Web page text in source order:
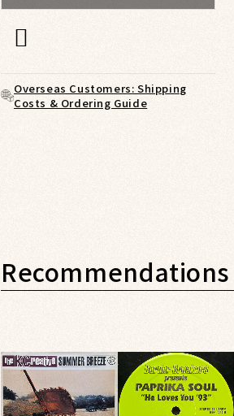
Overseas Customers: Shipping
Costs & Ordering Guide
Recommendations